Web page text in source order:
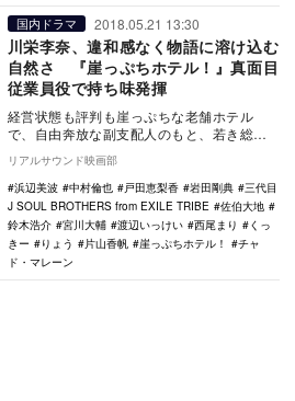
国内ドラマ 2018.05.21 13:30
川栄李奈、違和感なく物語に溶け込む
自然さ 『崖っぷちホテル！』真面目
従業員役で持ち味発揮
経営状態も評判も崖っぷちな老舗ホテル
で、自由奔放な副支配人のもと、若き総支
配人と従業員たちがホテル再建に奮闘する
コメディドラマ『…
リアルサウンド映画部
浜辺美波
中村倫也 戸田恵梨香 岩田剛典
三代目
J SOUL BROTHERS from EXILE TRIBE
佐伯大地
鈴木浩介
宮川大輔 渡辺いっけい 西尾まり
くっ
きー
りょう 片山香帆 崖っぷちホテル！
チャ
ド・マレーン